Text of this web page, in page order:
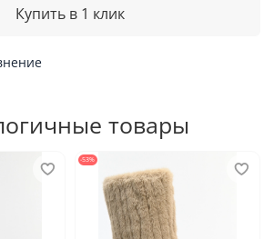
Купить в 1 клик
товары
-53%